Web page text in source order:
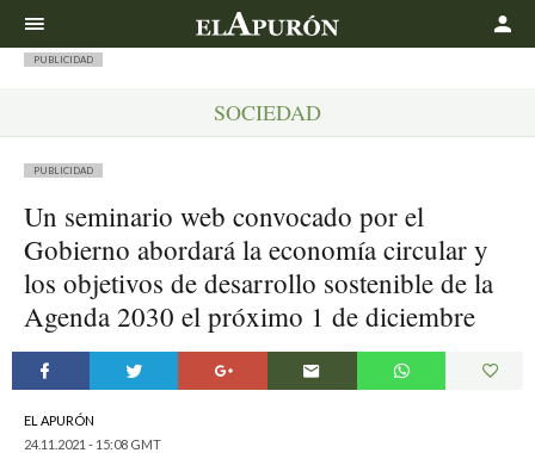
PUBLICIDAD
SOCIEDAD
PUBLICIDAD
Un seminario web convocado por el
Gobierno abordará la economía circular y
los objetivos de desarrollo sostenible de la
Agenda 2030 el próximo 1 de diciembre
EL APURÓN
24.11.2021 - 15:08 GMT